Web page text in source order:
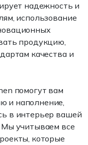
надежность и
использование
продукцию,
качества и
помогут вам
и наполнение,
в интерьер вашей
Мы учитываем все
которые